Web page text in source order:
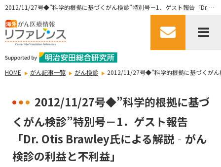
2012/11/27号◆”科学的根拠に基づくがん検診”特別号－1．ゲスト報告「Dr. Otis Brawley氏による解説‐がん検診の利益と不利益」
HOME がん記事一覧 がん検診 2012/11/27号◆”科学的根拠に基づくがん
2012/11/27号◆”科学的根拠に基づ
くがん検診”特別号－1．ゲスト報告
「Dr. Otis Brawley氏による解説‐がん
検診の利益と不利益」